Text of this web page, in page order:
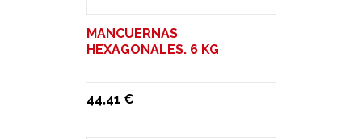
MANCUERNAS
HEXAGONALES. 6 KG
44,41 €